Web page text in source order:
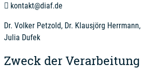
kontakt@diaf.de
Dr. Volker Petzold, Dr. Klausjörg
Julia Dufek
Zweck der